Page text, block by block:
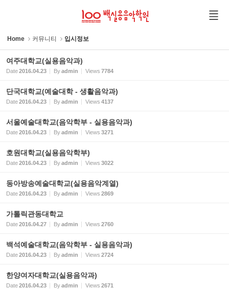
Home 커뮤니티 입시정보
여주대학교(실용음악과)
Date2016.04.23 Byadmin Views 7784
단국대학교(예술대학 - 생활음악과)
Date2016.04.23 Byadmin Views 4137
서울예술대학교(음악학부 - 실용음악과)
Date2016.04.23 Byadmin Views 3271
호원대학교(실용음악학부)
Date2016.04.23 Byadmin Views 3022
동아방송예술대학교(실용음악계열)
Date2016.04.23 Byadmin Views 2869
가톨릭관동대학교
Date2016.04.27 Byadmin Views 2760
백석예술대학교(음악학부 - 실용음악과)
Date2016.04.23 Byadmin Views 2724
한양여자대학교(실용음악과)
Date2016.04.23 Byadmin Views 2671